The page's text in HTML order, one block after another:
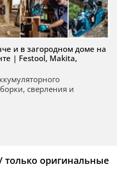
и в загородном доме на
| Festool, Makita,
сверления и
оригинальные